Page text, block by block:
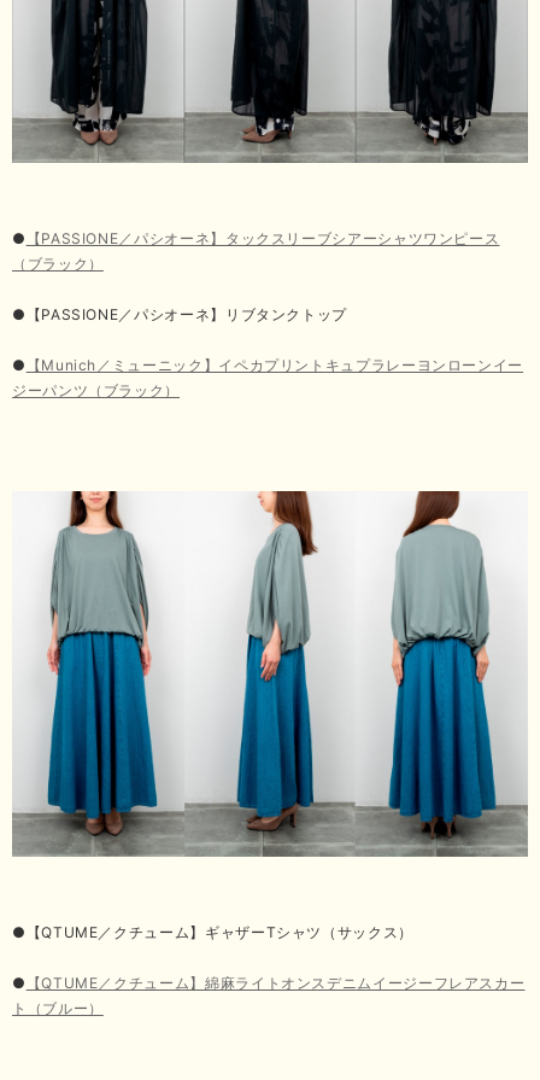
●
【PASSIONE／パシオーネ】タックスリーブシアーシャツワンピース
（ブラック）
●【PASSIONE／パシオーネ】リブタンクトップ
●
【Munich／ミューニック】イペカプリントキュプラレーヨンローンイー
ジーパンツ（ブラック）
●【QTUME／クチューム】ギャザーTシャツ（サックス）
● 【QTUME／クチューム】綿麻ライトオンスデニムイージーフレアスカー
ト（ブルー）